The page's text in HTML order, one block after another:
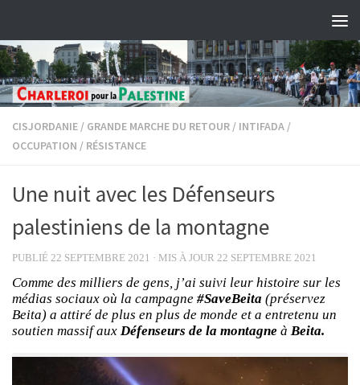
CISJORDANIE / GRANDE MARCHE DU RETOUR / INTIFADA /
OCCUPATION / RÉSISTANCE
Une nuit avec les Défenseurs
palestiniens de la montagne
PUBLIÉ 22 SEPTEMBRE 2021 · MIS À JOUR 22 SEPTEMBRE 2021
Comme des milliers de gens, j’ai suivi leur histoire sur les
médias sociaux où la campagne #SaveBeita (préservez
Beita) a attiré de plus en plus de monde et a entretenu un
soutien massif aux Défenseurs de la montagne à Beita.